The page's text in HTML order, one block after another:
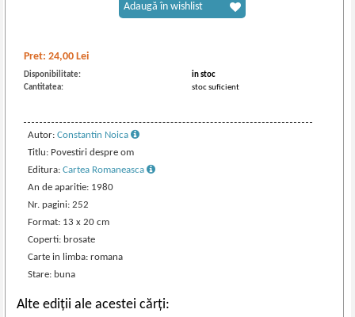
Pret:24,00 Lei
Disponibilitate:
in stoc
Cantitatea:
stoc suficient
Autor:Constantin Noica
Titlu: Povestiri despre om
Editura:Cartea Romaneasca
An de aparitie: 1980
Nr. pagini: 252
Format: 13 x 20 cm
Coperti: brosate
Carte in limba: romana
Stare: buna
Adaugă în wishlist
Alte ediții ale acestei cărți: